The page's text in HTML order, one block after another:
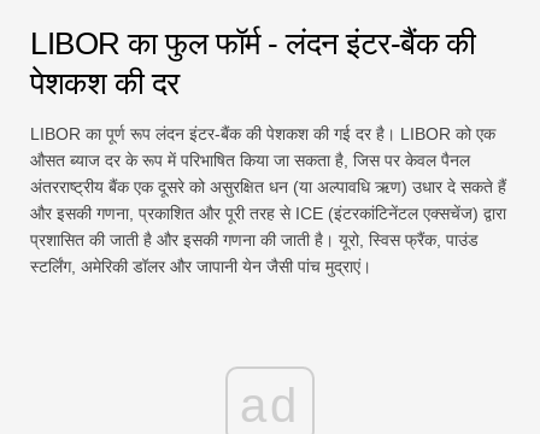
जोखिम प्रबंधन ट्यूटोरियल
LIBOR का फुल फॉर्म - लंदन इंटर-बैंक की
पेशकश की दर
LIBOR का पूर्ण रूप लंदन इंटर-बैंक की पेशकश की गई दर है। LIBOR को एक
औसत ब्याज दर के रूप में परिभाषित किया जा सकता है, जिस पर केवल पैनल
अंतरराष्ट्रीय बैंक एक दूसरे को असुरक्षित धन (या अल्पावधि ऋण) उधार दे सकते हैं
और इसकी गणना, प्रकाशित और पूरी तरह से ICE (इंटरकांटिनेंटल एक्सचेंज) द्वारा
प्रशासित की जाती है और इसकी गणना की जाती है। यूरो, स्विस फ्रैंक, पाउंड
स्टर्लिंग, अमेरिकी डॉलर और जापानी येन जैसी पांच मुद्राएं।
ad